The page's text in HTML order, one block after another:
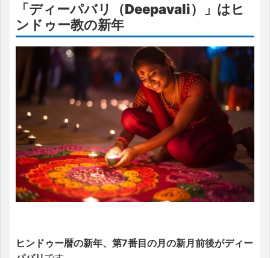
「ディーパバリ（Deepavali）」はヒ
ンドゥー教の新年
ヒンドゥー暦の新年、第7番目の月の新月前後がディー